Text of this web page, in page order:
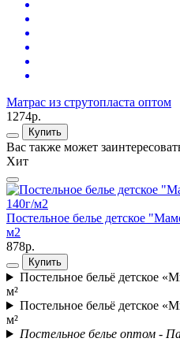
Матрас из струтопласта оптом
1274р.
Купить
Вас также может
Хит
Постельное белье детское
м2
878р.
Купить
Постельное бельё детское
м²
Постельное бельё детское
м²
Постельное белье оптом -